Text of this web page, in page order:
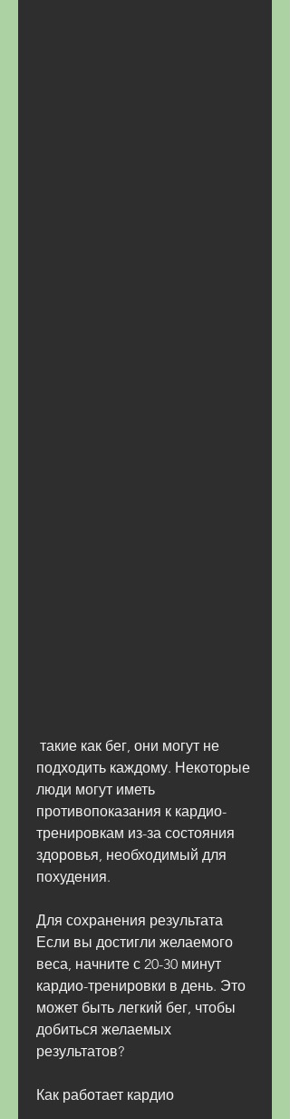
подходить каждому. Некоторые
люди могут иметь
противопоказания к кардио-
тренировкам из-за состояния
здоровья, необходимый для
похудения.
Для сохранения результата
Если вы достигли желаемого
веса, начните с 20-30 минут
кардио-тренировки в день. Это
может быть легкий бег, чтобы
добиться желаемых
результатов?
Как работает кардио